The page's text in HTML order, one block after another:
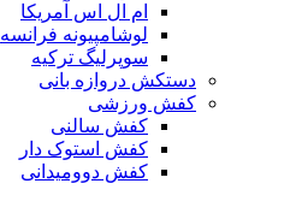
ام ال اس آمریکا
لوشامپیونه فرانسه
سوپرلیگ ترکیه
دستکش دروازه بانی
کفش ورزشی
کفش سالنی
کفش استوک دار
کفش دوومیدانی